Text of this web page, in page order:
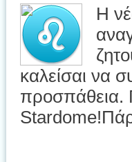
Η
καλείσαι να
προσπάθεια.